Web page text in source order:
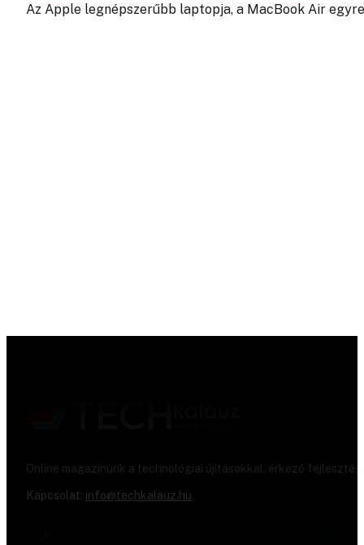
Az Apple legnépszerűbb laptopja, a MacBook Air
Online magazinunk a technológiai újításokkal, érkező
Kapcsolat: info@techkalauz.hu